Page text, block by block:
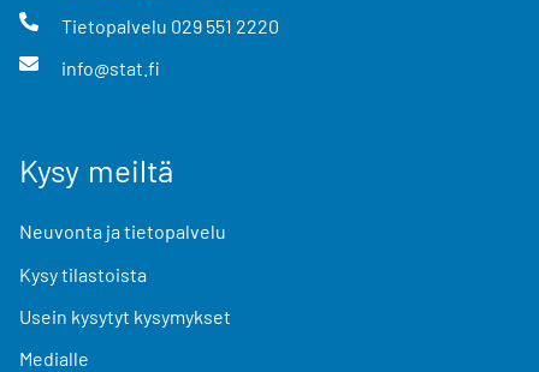
Tietopalvelu 029 551 2220
info@stat.fi
Kysy meiltä
Neuvonta ja tietopalvelu
Kysy tilastoista
Usein kysytyt kysymykset
Medialle